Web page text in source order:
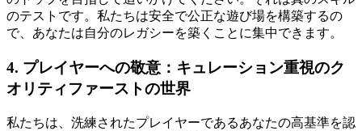
のテストです。私たちは安全で公正な遊び場を構築するの
で、あなたは自分のレガシーを築くことに集中できます。
4. プレイヤーへの敬意：キュレーション重視のク
オリティファーストの世界
私たちは、洗練されたプレイヤーであるあなたの高基準を認